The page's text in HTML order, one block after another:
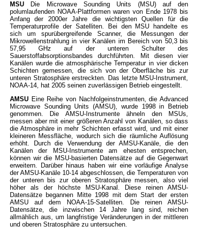
MSU Die Microwave Sounding Units (MSU) auf den
polumlaufenden NOAA-Plattformen waren von Ende 1978 bis
Anfang der 2000er Jahre die wichtigsten Quellen für die
Temperaturprofile der Satelliten. Bei den MSU handelte es
sich um spurübergreifende Scanner, die Messungen der
Mikrowellenstrahlung in vier Kanälen im Bereich von 50,3 bis
57,95 GHz auf der unteren Schulter des
Sauerstoffabsorptionsbandes durchführten. Mit diesen vier
Kanälen wurde die atmosphärische Temperatur in vier dicken
Schichten gemessen, die sich von der Oberfläche bis zur
unteren Stratosphäre erstreckten. Das letzte MSU-Instrument,
NOAA-14, hat 2005 seinen zuverlässigen Betrieb eingestellt.
AMSU Eine Reihe von Nachfolgeinstrumenten, die Advanced
Microwave Sounding Units (AMSU), wurde 1998 in Betrieb
genommen. Die AMSU-Instrumente ähneln den MSUs,
messen aber mit einer größeren Anzahl von Kanälen, so dass
die Atmosphäre in mehr Schichten erfasst wird, und mit einer
kleineren Messfläche, wodurch sich die räumliche Auflösung
erhöht. Durch die Verwendung der AMSU-Kanäle, die den
Kanälen der MSU-Instrumente am ehesten entsprechen,
können wir die MSU-basierten Datensätze auf die Gegenwart
erweitern. Darüber hinaus haben wir eine vorläufige Analyse
der AMSU-Kanäle 10-14 abgeschlossen, die Temperaturen von
der unteren bis zur oberen Stratosphäre messen, also viel
höher als der höchste MSU-Kanal. Diese reinen AMSU-
Datensätze begannen Mitte 1998 mit dem Start der ersten
AMSU auf dem NOAA-15-Satelliten. Die reinen AMSU-
Datensätze, die inzwischen 14 Jahre lang sind, reichen
allmählich aus, um langfristige Veränderungen in der mittleren
und oberen Stratosphäre zu untersuchen.